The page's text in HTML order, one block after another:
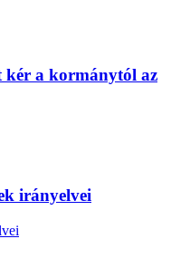
kér a kormánytól az
irányelvei